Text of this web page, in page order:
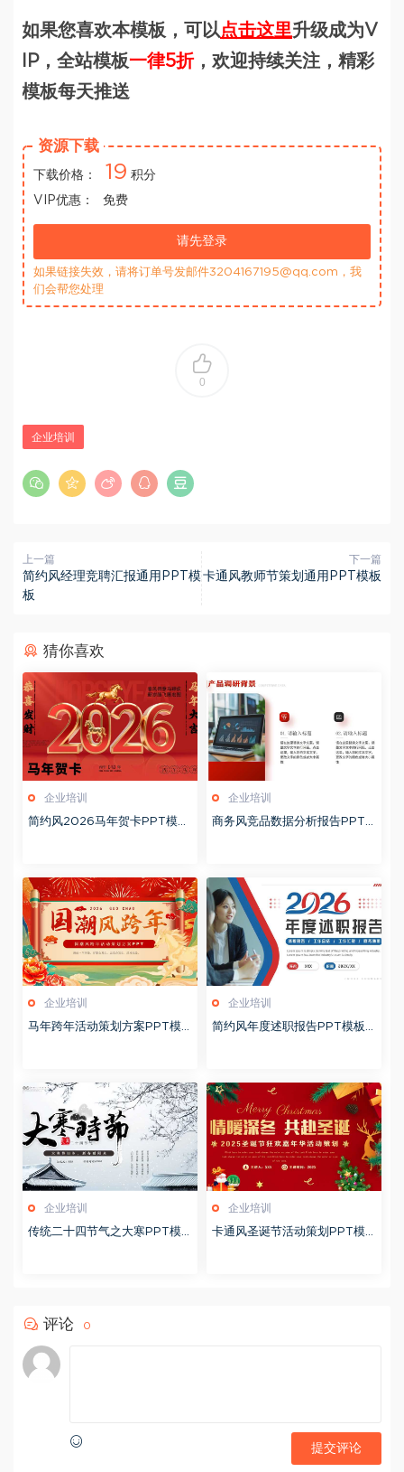
如果您喜欢本模板，可以点击这里升级成为V
IP，全站模板一律5折，欢迎持续关注，精彩
模板每天推送
资源下载
下载价格： 19 积分
VIP优惠：
免费
请先登录
如果链接失效，请将订单号发邮件3204167195@qq.com，我
们会帮您处理
0
企业培训
上一篇
简约风经理竞聘汇报通用PPT模
板
下一篇
卡通风教师节策划通用PPT模板
猜你喜欢
企业培训
简约风2026马年贺卡PPT模板
企业培训
商务风竞品数据分析报告PPT
企业培训
马年跨年活动策划方案PPT模
企业培训
简约风年度述职报告PPT模板2
企业培训
传统二十四节气之大寒PPT模
企业培训
卡通风圣诞节活动策划PPT模
评论 0
提交评论